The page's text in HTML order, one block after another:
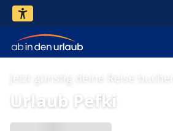
Jetzt günstig deine Reise buchen!
Urlaub Pefki